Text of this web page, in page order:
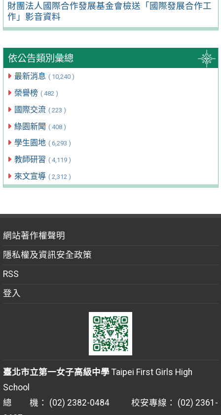
財團法人國際合作發展基金會檢送「國際發展合作工
作」影音資料
依公告類別彙總
最新消息 ( 10,240 )
榮譽榜 ( 482 )
國際交流 ( 223 )
綠園新聞 ( 408 )
學生園地 ( 6,293 )
教師研習 ( 4,119 )
來文宣導 ( 2,312 )
網站著作權聲明
隱私權及資訊安全政策
RSS
登入
臺北市立第一女子高級中學Taipei First Girls High
School
總 機： (02) 2382-0484 校安專線： (02) 2361-